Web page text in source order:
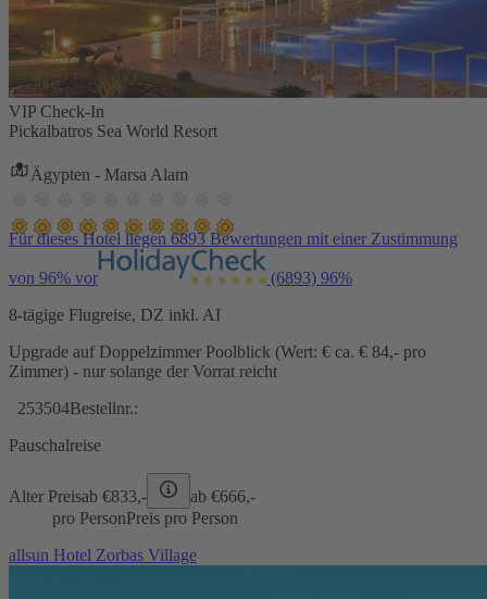
VIP Check-In
Pickalbatros Sea World Resort
Ägypten - Marsa Alam
Für dieses Hotel liegen 6893 Bewertungen mit einer Zustimmung
von 96% vor (6893) 96%
8-tägige Flugreise, DZ inkl. AI
Upgrade auf Doppelzimmer Poolblick (Wert: € ca. € 84,- pro
Zimmer) - nur solange der Vorrat reicht
253504Bestellnr.:
Pauschalreise
Alter Preisab €833,- ab €666,-
pro PersonPreis pro Person
allsun Hotel Zorbas Village